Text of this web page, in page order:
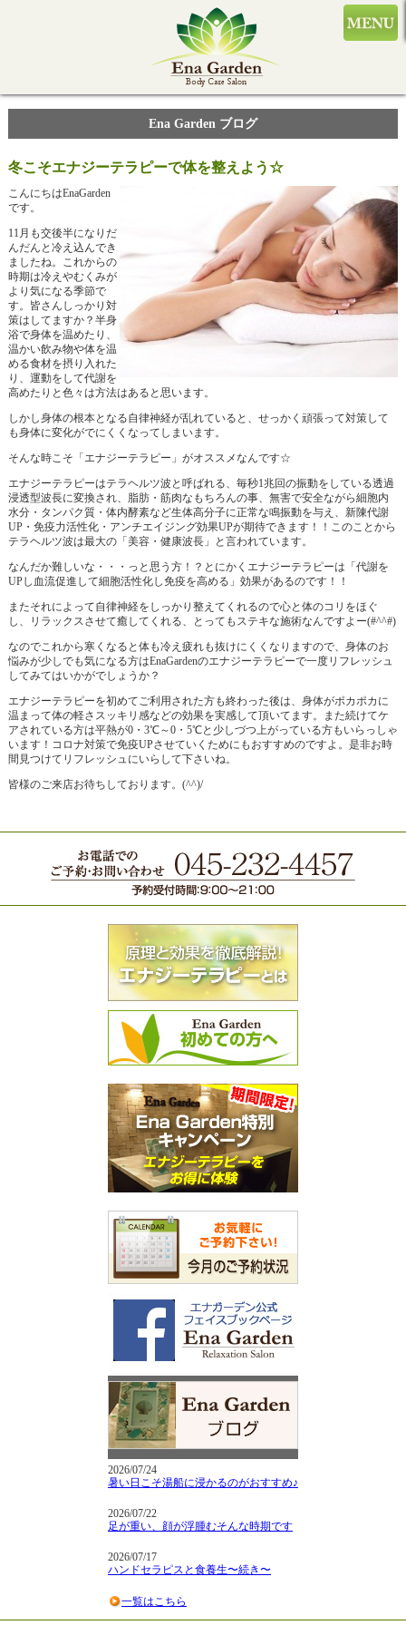
Ena Garden ブログ
冬こそエナジーテラピーで体を整えよう☆
こんにちはEnaGarden
です。
11月も交後半になりだ
んだんと冷え込んでき
ましたね。これからの
時期は冷えやむくみが
より気になる季節で
す。皆さんしっかり対
策はしてますか？半身
浴で身体を温めたり、
温かい飲み物や体を温
める食材を摂り入れた
り、運動をして代謝を
高めたりと色々は方法はあると思います。
しかし身体の根本となる自律神経が乱れていると、せっかく頑張って対策して
も身体に変化がでにくくなってしまいます。
そんな時こそ「エナジーテラピー」がオススメなんです☆
エナジーテラピーはテラヘルツ波と呼ばれる、毎秒1兆回の振動をしている透過
浸透型波長に変換され、脂肪・筋肉なもちろんの事、無害で安全ながら細胞内
水分・タンパク質・体内酵素など生体高分子に正常な鳴振動を与え、新陳代謝
UP・免疫力活性化・アンチエイジング効果UPが期待できます！！このことから
テラヘルツ波は最大の「美容・健康波長」と言われています。
なんだか難しいな・・・っと思う方！？とにかくエナジーテラピーは「代謝を
UPし血流促進して細胞活性化し免疫を高める」効果があるのです！！
またそれによって自律神経をしっかり整えてくれるので心と体のコリをほぐ
し、リラックスさせて癒してくれる、とってもステキな施術なんですよー(#^^#)
なのでこれから寒くなると体も冷え疲れも抜けにくくなりますので、身体のお
悩みが少しでも気になる方はEnaGardenのエナジーテラピーで一度リフレッシュ
してみてはいかがでしょうか？
エナジーテラピーを初めてご利用された方も終わった後は、身体がポカポカに
温まって体の軽さスッキリ感などの効果を実感して頂いてます。また続けてケ
アされている方は平熱が0・3℃～0・5℃と少しづつ上がっている方もいらっしゃ
います！コロナ対策で免疫UPさせていくためにもおすすめのですよ。是非お時
間見つけてリフレッシュにいらして下さいね。
皆様のご来店お待ちしております。(^^)/
2026/07/24
暑い日こそ湯船に浸かるのがおすすめ♪
2026/07/22
足が重い、顔が浮腫むそんな時期です
2026/07/17
ハンドセラピスと食養生〜続き〜
一覧はこちら